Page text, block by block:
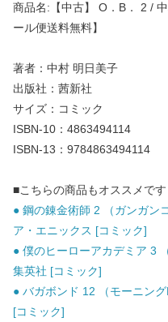
商品名:【中古】 O．B． 2 /
ール便送料無料】
著者：中村 明日美子
出版社：茜新社
サイズ：コミック
ISBN-10：4863494114
ISBN-13：9784863494114
■こちらの商品もオススメです
● 鋼の錬金術師 2 （ガンガン
ア・エニックス [コミック]
● 僕のヒーローアカデミア 3
集英社 [コミック]
● バガボンド 12 （モーニン
[コミック]